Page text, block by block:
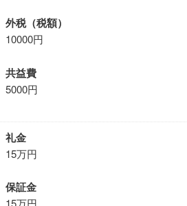
外税（税額）
10000円
共益費
5000円
礼金
15万円
保証金
15万円